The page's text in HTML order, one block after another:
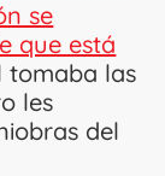
se
que está
tomaba las
les
del